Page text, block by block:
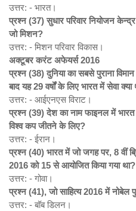
उत्तर: - भारत।
प्रश्न (37) सुधार परिवार नियोजन
जो मिशन?
उत्तर: - मिशन परिवार विकास।
अक्टूबर करंट अफेयर्स 2016
प्रश्न (38) दुनिया का सबसे पुराना विमान
बाद यह 29 वर्षों के लिए भारत में सेवा क्या
उत्तर: - आईएनएस विराट।
प्रश्न (39) देश का नाम फाइनल में
विश्व कप जीतने के लिए?
उत्तर: - ईरान।
प्रश्न (40) भारत में जो जगह पर, 8 वीं
2016 को 15 से आयोजित किया गया था?
उत्तर: - गोवा।
प्रश्न (41), जो साहित्य 2016 में नोबेल
उत्तर: - बॉब डिलन।